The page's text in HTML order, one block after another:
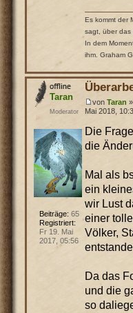
Es kommt der
sagt, über das
In dem
ihm. Graham
von Taran
Mai 2018,
Die
die
Mal als
ein
wir Lust
einer
Völker,
Da das
und die
so
Taran
Moderator
Beiträge: 65
Registriert:
Fr 19. Mai
2017, 05:56